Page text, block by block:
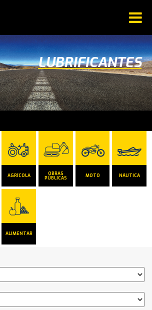
LUBRIFICANTES
AGRÍCOLA OBRAS
PÚBLICAS MOTO NÁUTICA
ALIMENTAR